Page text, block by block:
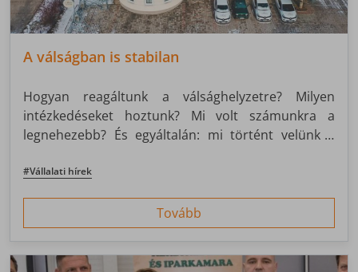
A válságban is stabilan
Hogyan reagáltunk a válsághelyzetre? Milyen
intézkedéseket hoztunk? Mi volt számunkra a
legnehezebb? És egyáltalán: mi történt velünk a
#Vállalati hírek
Tovább